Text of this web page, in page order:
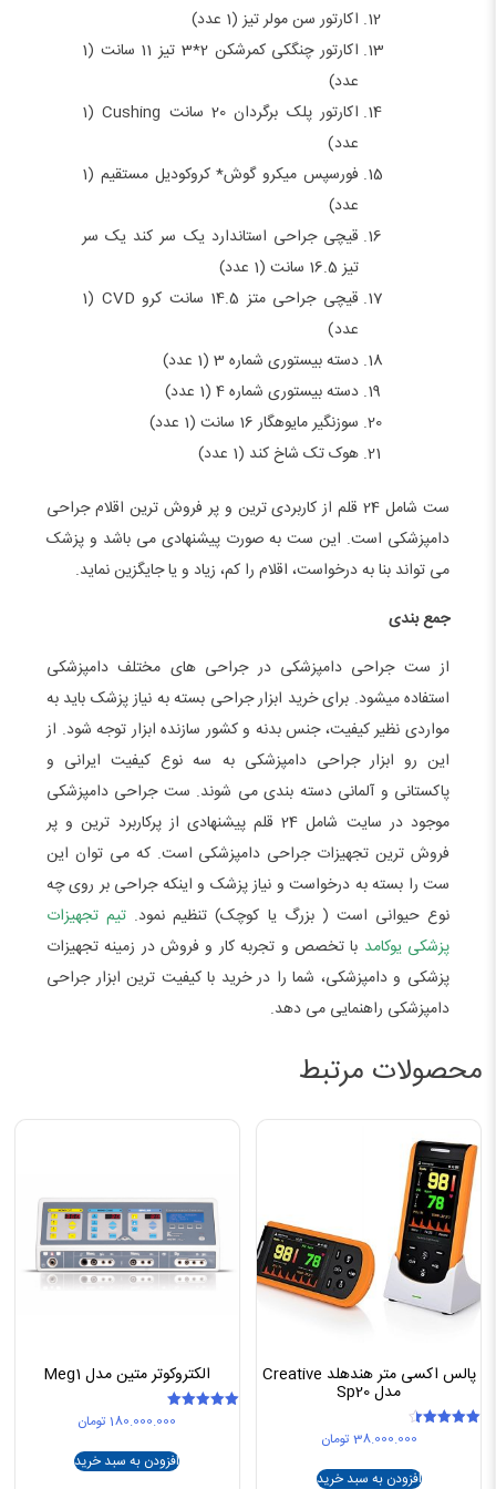
اکارتور سن مولر تیز (1 عدد)
اکارتور چنگکی کمرشکن 2*3 تیز 11 سانت (1
عدد)
اکارتور پلک برگردان 20 سانت Cushing (1
عدد)
فورسپس میکرو گوش* کروکودیل مستقیم (1
عدد)
قیچی جراحی استاندارد یک سر کند یک سر
تیز 16.5 سانت (1 عدد)
قیچی جراحی متز 14.5 سانت کرو CVD (1
عدد)
دسته بیستوری شماره 3 (1 عدد)
دسته بیستوری شماره 4 (1 عدد)
سوزنگیر مایوهگار 16 سانت (1 عدد)
هوک تک شاخ کند (1 عدد)
ست شامل 24 قلم از کاربردی ترین و پر فروش ترین اقلام جراحی
دامپزشکی است. این ست به صورت پیشنهادی می باشد و پزشک
می تواند بنا به درخواست، اقلام را کم، زیاد و یا جایگزین نماید.
جمع بندی
از ست جراحی دامپزشکی در جراحی های مختلف دامپزشکی
استفاده میشود. برای خرید ابزار جراحی بسته به نیاز پزشک باید به
مواردی نظیر کیفیت، جنس بدنه و کشور سازنده ابزار توجه شود. از
این رو ابزار جراحی دامپزشکی به سه نوع کیفیت ایرانی و
پاکستانی و آلمانی دسته بندی می شوند. ست جراحی دامپزشکی
موجود در سایت شامل 24 قلم پیشنهادی از پرکاربرد ترین و پر
فروش ترین تجهیزات جراحی دامپزشکی است. که می توان این
ست را بسته به درخواست و نیاز پزشک و اینکه جراحی بر روی چه
نوع حیوانی است ( بزرگ یا کوچک) تنظیم نمود. تیم تجهیزات
پزشکی یوکامد با تخصص و تجربه کار و فروش در زمینه تجهیزات
پزشکی و دامپزشکی، شما را در خرید با کیفیت ترین ابزار جراحی
دامپزشکی راهنمایی می دهد.
محصولات مرتبط
پالس اکسی متر هندهلد Creative
مدل Sp20
38.000.000 تومان
افزودن به سبد خرید
الکتروکوتر متین مدل Meg1
180.000.000 تومان
افزودن به سبد خرید